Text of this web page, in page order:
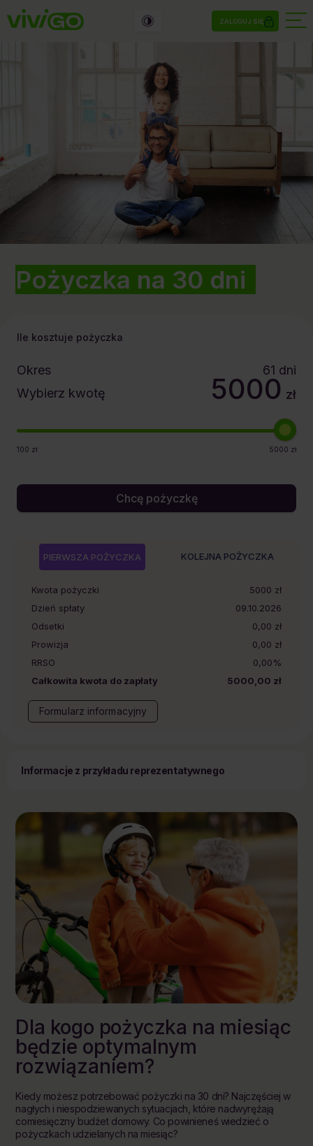
ZALOGUJ SIĘ
Pożyczka na 30 dni
Ile kosztuje pożyczka
Okres 61 dni
Wybierz kwotę
5000 zł
100 zł 5000 zł
Chcę pożyczkę
PIERWSZA POŻYCZKA KOLEJNA POŻYCZKA
Kwota pożyczki 5000 zł
Dzień spłaty
09.10.2026
Odsetki
0,00 zł
Prowizja
0,00 zł
RRSO
0,00%
Całkowita kwota do zapłaty
5000,00 zł
Formularz informacyjny
Informacje z przykładu reprezentatywnego
Dla kogo pożyczka na miesiąc
będzie optymalnym
rozwiązaniem?
Kiedy możesz potrzebować pożyczki na 30 dni? Najczęściej w
nagłych i niespodziewanych sytuacjach, które nadwyrężają
comiesięczny budżet domowy. Co powinieneś wiedzieć o
pożyczkach udzielanych na miesiąc?